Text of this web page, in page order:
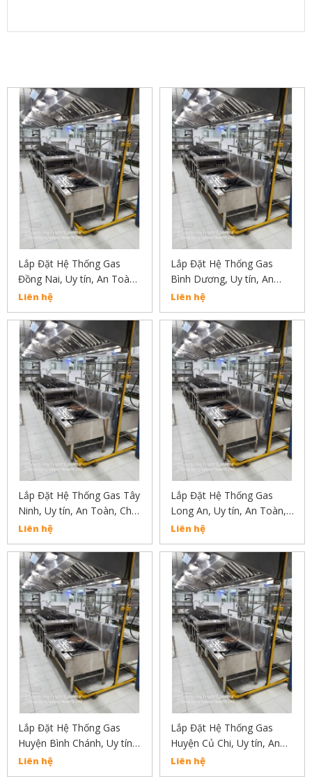
Lắp Đặt Hệ Thống Gas
Đồng Nai, Uy tín, An Toàn,
Chất Lượng Liên Hẹ :
02838304030
Liên hệ
Lắp Đặt Hệ Thống Gas
Bình Dương, Uy tín, An
Toàn, Chất Lượng Liên Hẹ
: 02838304030
Liên hệ
Lắp Đặt Hệ Thống Gas Tây
Ninh, Uy tín, An Toàn, Chất
Lượng Liên Hẹ :
02838304030
Liên hệ
Lắp Đặt Hệ Thống Gas
Long An, Uy tín, An Toàn,
Chất Lượng Liên Hẹ :
02838304030
Liên hệ
Lắp Đặt Hệ Thống Gas
Huyện Bình Chánh, Uy tín,
An Toàn, Chất Lượng Liên
Hẹ : 02838304030
Liên hệ
Lắp Đặt Hệ Thống Gas
Huyện Củ Chi, Uy tín, An
Toàn, Chất Lượng Liên Hệ:
02838304030
Liên hệ